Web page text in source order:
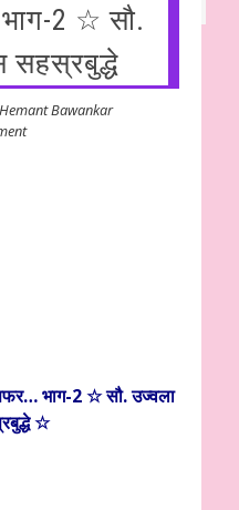
2 ☆ सौ.
सहस्रबुद्धे
Hemant Bawankar
भाग-2 ☆ सौ. उज्वला
☆